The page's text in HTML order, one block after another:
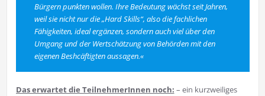
Bürgern punkten wollen. Ihre Bedeutung wächst seit Jahren,
weil sie nicht nur die „Hard Skills“, also die fachlichen
Fähigkeiten, ideal ergänzen, sondern auch viel über den
Umgang und der Wertschätzung von Behörden mit den
eigenen Beshcäftigten aussagen.«
Das erwartet die TeilnehmerInnen noch: – ein kurzweiliges